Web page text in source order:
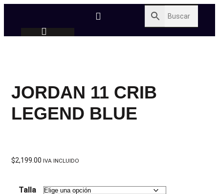
JORDAN 11 CRIB
LEGEND BLUE
$2,199.00 IVA INCLUIDO
Talla